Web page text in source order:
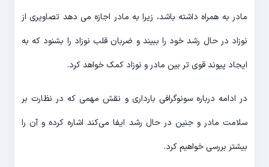
مادر به همراه داشته باشد، زیرا به مادر اجازه می دهد تصاویری از
نوزاد در حال رشد خود را ببیند و ضربان قلب نوزاد را بشنود که به
ایجاد پیوند قوی تر بین مادر و نوزاد کمک خواهد کرد.
در ادامه درباره سونوگرافی بارداری و نقش مهمی که در نظارت بر
سلامت مادر و جنین در حال رشد ایفا می‌کند اشاره کرده و آن را
بیشتر بررسی خواهیم کرد.